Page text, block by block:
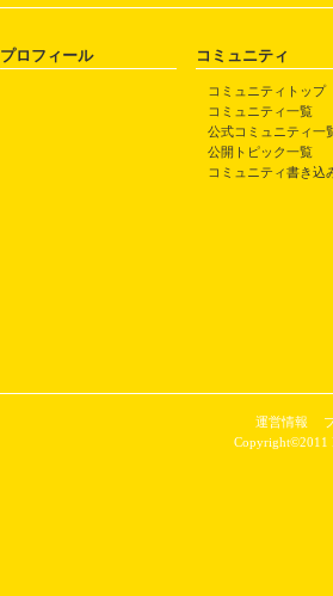
プロフィール コミュニティ
コミュニティトップ
コミュニティ一覧
公式コミュニティ一
公開トピック一覧
コミュニティ書き込
運営情報
Copyright©2011